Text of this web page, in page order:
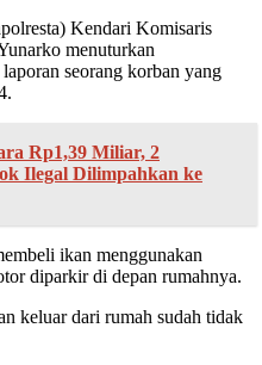
Kendari Komisaris
menuturkan
seorang korban yang
Rp1,39 Miliar, 2
Ilegal Dilimpahkan ke
ikan menggunakan
diparkir di depan rumahnya.
keluar dari rumah sudah tidak